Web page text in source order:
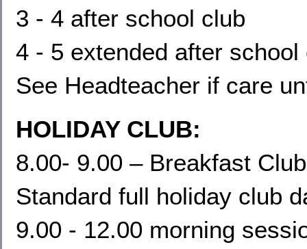
3 - 4 after school club
4 - 5 extended after school
See Headteacher if care
HOLIDAY CLUB:
8.00- 9.00 – Breakfast Club
Standard full holiday club
9.00 - 12.00 morning